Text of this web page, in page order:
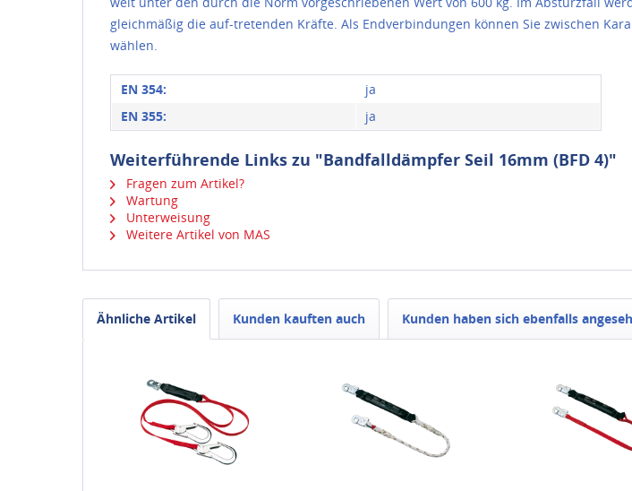
gleichmäßig die auf-tretenden Kräfte. Als Endverbindungen können Sie zwischen
wählen.
EN 354:
ja
EN 355:
ja
Weiterführende Links zu "Bandfalldämpfer Seil 16mm (BFD 4)"
Fragen zum Artikel?
Wartung
Unterweisung
Weitere Artikel von MAS
Ähnliche Artikel Kunden kauften auch Kunden haben sich ebenfalls